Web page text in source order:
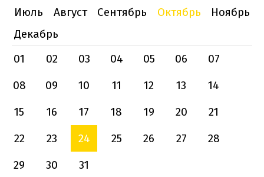
Июль
Август Сентябрь Октябрь
Ноябрь
Декабрь
01
02 03 04 05 06
07
08
09 10 11 12 13
14
15
16 17 18 19 20
21
22
23 24 25 26 27
28
29
30 31